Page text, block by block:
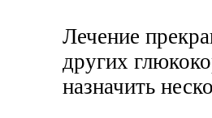
Лечение
других
назначить